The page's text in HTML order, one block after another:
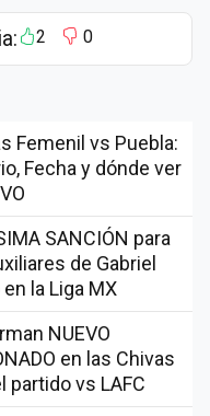
2 0
Femenil vs Puebla:
Fecha y dónde ver
SANCIÓN para
de Gabriel
la Liga MX
NUEVO
en las Chivas
partido vs LAFC